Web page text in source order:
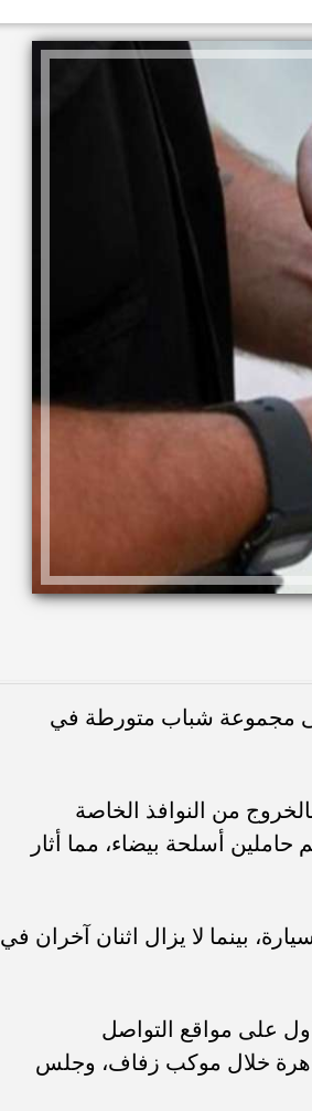
على مجموعة شباب متورطة في
من النوافذ الخاصة
أسلحة بيضاء، مما أثار
بينما لا يزال اثنان آخران في
على مواقع التواصل
خلال موكب زفاف، وجلس